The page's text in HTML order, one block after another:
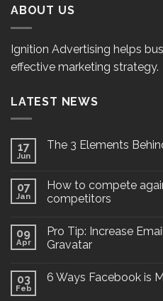
ABOUT US
Ignition Advertising helps
effective marketing strategy.
LATEST NEWS
17
Jun
The 3 Elements
07
Jan
How to compete
competitors
09
Apr
Pro Tip: Increase
Gravatar
03
Feb
6 Ways Facebook is